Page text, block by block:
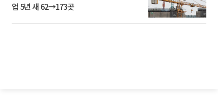
업 5년 새 62→173곳